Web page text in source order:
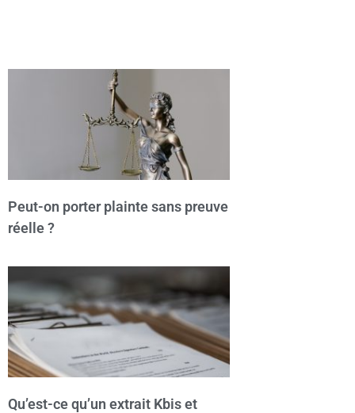
Peut-on porter plainte sans preuve
réelle ?
Qu’est-ce qu’un extrait Kbis et